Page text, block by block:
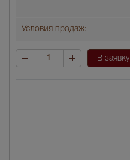
Условия продаж:
В заявку